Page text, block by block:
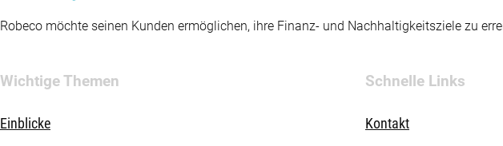
Robeco möchte seinen Kunden ermöglichen, ihre Finanz- und Nachhaltigkeitsziele zu
Wichtige Themen
Einblicke
Schnelle Links
Kontakt